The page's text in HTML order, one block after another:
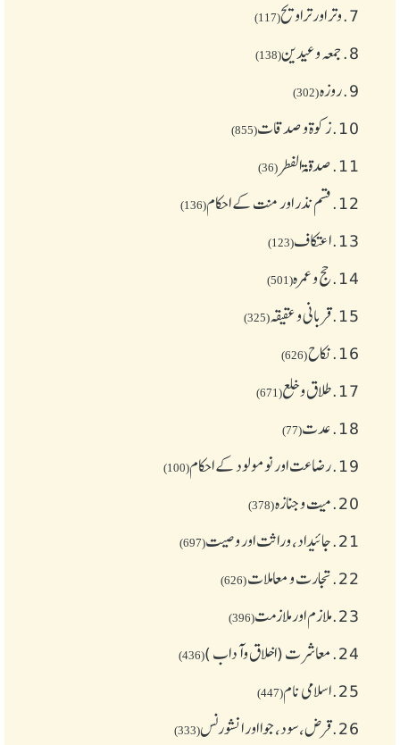
7. وتر اور تراویح(117)
8. جمعہ وعیدین(138)
9. روزہ(302)
10. زکوة و صدقات(855)
11. صدقۃ الفطر (36)
12. قسم نذر اور منت کے احکام(136)
13. اعتکاف(123)
14. حج و عمرہ(501)
15. قربانی و عقیقہ(325)
16. نکاح(626)
17. طلاق و خلع(671)
18. عدت(77)
19. رضاعت اور نومولود کے احکام(100)
20. میت و جنازہ(378)
21. جائیداد، وراثت اور وصیت(697)
22. تجارت و معاملات(626)
23. ملازم اور ملازمت(396)
24. معاشرت (اخلاق وآداب )(436)
25. اسلامی نام(447)
26. قرض،سود، جوا اور انشورنس(333)